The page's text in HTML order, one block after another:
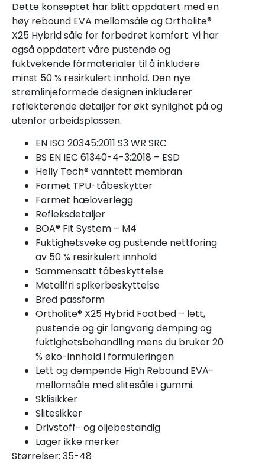
Dette konseptet har blitt oppdatert med en
høy rebound EVA mellomsåle og Ortholite®
X25 Hybrid såle for forbedret komfort. Vi har
også oppdatert våre pustende og
fuktvekende fôrmaterialer til å inkludere
minst 50 % resirkulert innhold. Den nye
strømlinjeformede designen inkluderer
reflekterende detaljer for økt synlighet på og
utenfor arbeidsplassen.
EN ISO 20345:2011 S3 WR SRC
BS EN IEC 61340-4-3:2018 – ESD
Helly Tech® vanntett membran
Formet TPU-tåbeskytter
Formet hæloverlegg
Refleksdetaljer
BOA® Fit System – M4
Fuktighetsveke og pustende nettforing
av 50 % resirkulert innhold
Sammensatt tåbeskyttelse
Metallfri spikerbeskyttelse
Bred passform
Ortholite® X25 Hybrid Footbed – lett,
pustende og gir langvarig demping og
fuktighetsbehandling mens du bruker 20
% øko-innhold i formuleringen
Lett og dempende High Rebound EVA-
mellomsåle med slitesåle i gummi.
Sklisikker
Slitesikker
Drivstoff- og oljebestandig
Lager ikke merker
Størrelser: 35-48